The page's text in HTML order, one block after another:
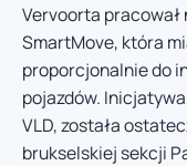
Vervoorta
SmartMove, która
proporcjonalnie do
pojazdów.
VLD, została
brukselskiej sekcji